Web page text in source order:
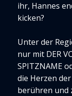
ihr, Hannes
kicken?
Unter der
nur mit DER
SPITZNAME
die Herzen
berühren und